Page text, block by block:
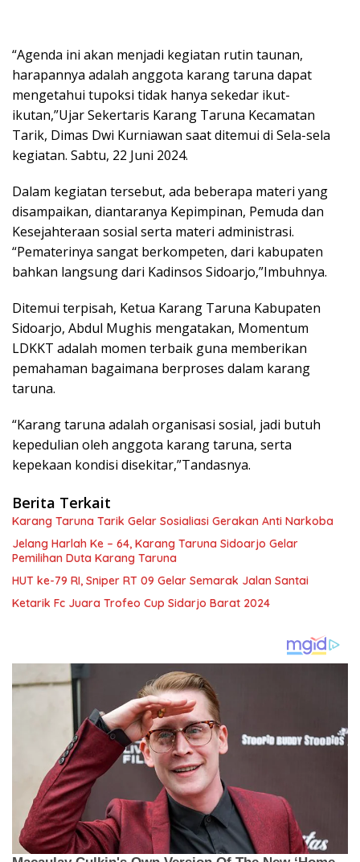
“Agenda ini akan menjadi kegiatan rutin taunan,
harapannya adalah anggota karang taruna dapat
mengetahui tupoksi tidak hanya sekedar ikut-
ikutan,”Ujar Sekertaris Karang Taruna Kecamatan
Tarik, Dimas Dwi Kurniawan saat ditemui di Sela-sela
kegiatan. Sabtu, 22 Juni 2024.
Dalam kegiatan tersebut, ada beberapa materi yang
disampaikan, diantaranya Kepimpinan, Pemuda dan
Kesejahteraan sosial serta materi administrasi.
“Pematerinya sangat berkompeten, dari kabupaten
bahkan langsung dari Kadinsos Sidoarjo,”Imbuhnya.
Ditemui terpisah, Ketua Karang Taruna Kabupaten
Sidoarjo, Abdul Mughis mengatakan, Momentum
LDKKT adalah momen terbaik guna memberikan
pemahaman bagaimana berproses dalam karang
taruna.
“Karang taruna adalah organisasi sosial, jadi butuh
kepedulian oleh anggota karang taruna, serta
kepekaan kondisi disekitar,”Tandasnya.
Berita Terkait
Karang Taruna Tarik Gelar Sosialiasi Gerakan Anti Narkoba
Jelang Harlah Ke – 64, Karang Taruna Sidoarjo Gelar
Pemilihan Duta Karang Taruna
HUT ke-79 RI, Sniper RT 09 Gelar Semarak Jalan Santai
Ketarik Fc Juara Trofeo Cup Sidarjo Barat 2024